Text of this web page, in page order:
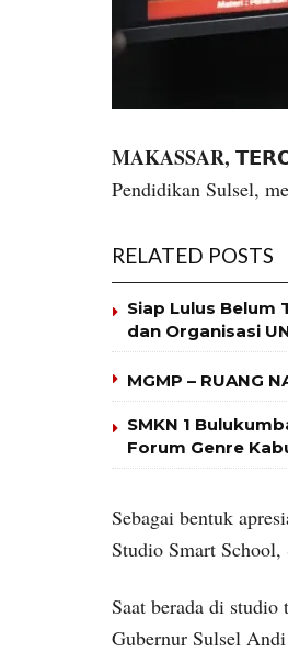
MAKASSAR,
Pendidikan Sulsel,
RELATED POSTS
Siap Lulus
dan Organisasi
MGMP – RUANG
SMKN 1
Forum Genre
Sebagai bentuk
Studio Smart
Saat berada di
Gubernur Sulsel